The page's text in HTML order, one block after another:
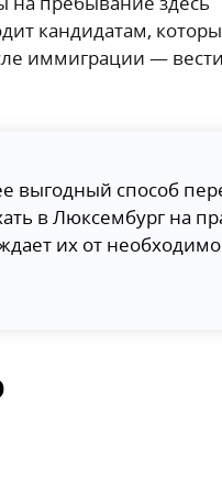
кандидатам,
иммиграции —
выгодный способ
в Люксембург на
их от